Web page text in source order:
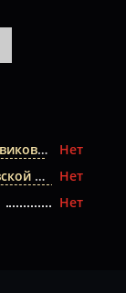
Магазин "Все масла" на ул. Маршала Новикова
Нет
Магазин "Все масла" на пр. Александровской Фермы
Нет
Нет